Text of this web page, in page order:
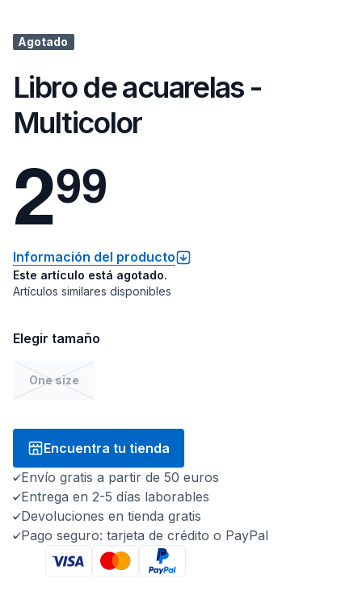
Agotado
Libro de acuarelas -
Multicolor
299
Información del producto
Este artículo está agotado.
Artículos similares disponibles
Elegir tamaño
One size
Encuentra tu tienda
Envío gratis a partir de 50 euros
Entrega en 2-5 días laborables
Devoluciones en tienda gratis
Pago seguro: tarjeta de crédito o PayPal